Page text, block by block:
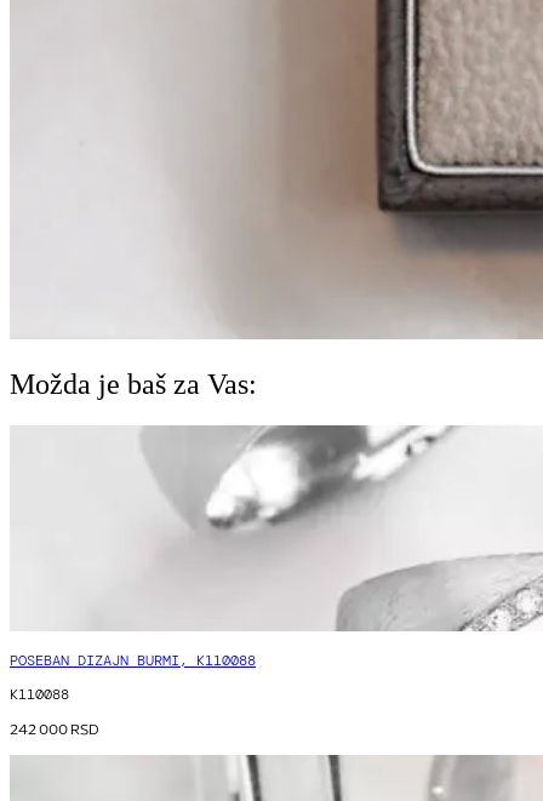
Možda je baš za Vas:
POSEBAN DIZAJN BURMI, K110088
K110088
242 000RSD